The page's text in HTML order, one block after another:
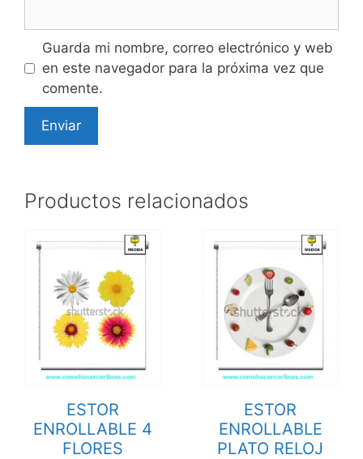
Guarda mi nombre, correo electrónico y web
en este navegador para la próxima vez que
comente.
Productos relacionados
ESTOR
ENROLLABLE 4
FLORES
ESTOR
ENROLLABLE
PLATO RELOJ